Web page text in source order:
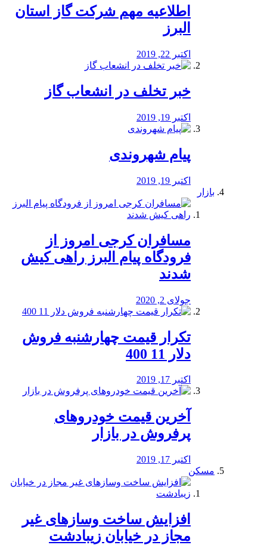
️اطلاعیه مهم شرکت گاز استان
البرز
اکتبر 22, 2019
خبر تخلف در انشعاب گاز
اکتبر 19, 2019
پیام شهروندی
اکتبر 19, 2019
بازار
مسافران کرجی امروز از
فرودگاه پیام البرز راهی کیش
شدند
جولای 2, 2020
تکرار قیمت چهارشنبه فروش
دلار 11 400
اکتبر 17, 2019
آخرین قیمت خودرو‌های
پرفروش در بازار
اکتبر 17, 2019
مسکن
افزایش ساخت وسازهای غیر
مجاز در خیابان زیبادشت